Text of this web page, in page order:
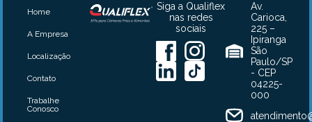
Av.
Carioca,
225 –
Ipiranga
São
Paulo/SP
- CEP
04225-
000
Siga a Qualiflex
nas redes
sociais
Home
A Empresa
Localização
Contato
Trabalhe
Conosco